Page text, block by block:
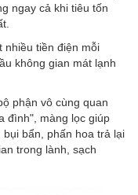
ngay cả khi tiêu tốn
nhiều tiền điện mỗi
không gian mát lạnh
phận vô cùng quan
đình", màng lọc giúp
bẩn, phấn hoa trả lại
trong lành, sạch